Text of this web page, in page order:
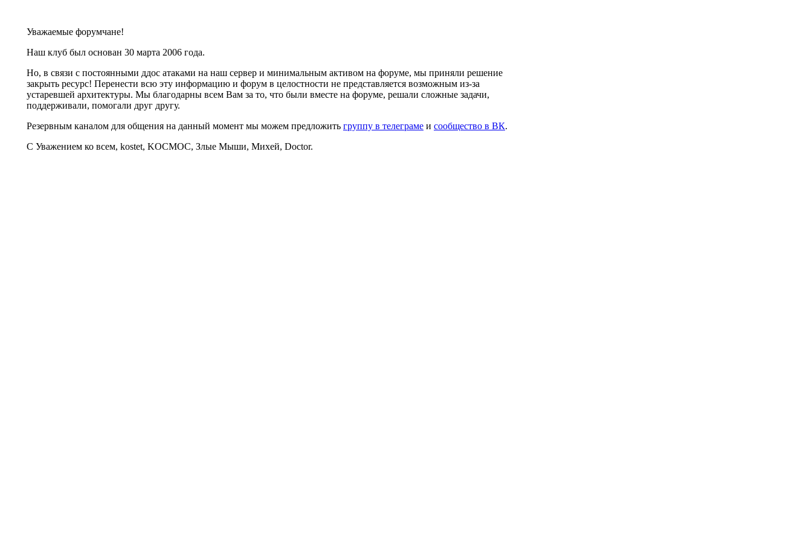
Уважаемые форумчане!
Наш клуб был основан 30 марта 2006 года.
Но, в связи с постоянными ддос атаками на наш сервер и минимальным активом на форуме, мы приняли решение
закрыть ресурс! Перенести всю эту информацию и форум в целостности не представляется возможным из-за
устаревшей архитектуры. Мы благодарны всем Вам за то, что были вместе на форуме, решали сложные задачи,
поддерживали, помогали друг другу.
Резервным каналом для общения на данный момент мы можем предложить группу в телеграме и сообщество в ВК.
С Уважением ко всем, kostet, KOCMOC, Злые Мыши, Михей, Doctor.